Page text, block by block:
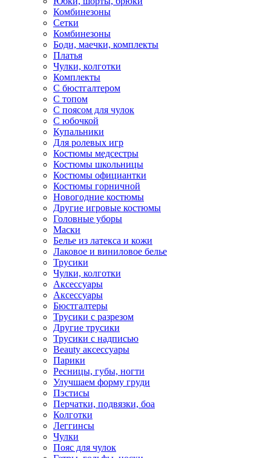
Комбинезоны
Сетки
Комбинезоны
Боди, маечки, комплекты
Платья
Чулки, колготки
Комплекты
С бюстгалтером
С топом
С поясом для чулок
С юбочкой
Купальники
Для ролевых игр
Костюмы медсестры
Костюмы школьницы
Костюмы официантки
Костюмы горничной
Новогодние костюмы
Другие игровые костюмы
Головные уборы
Маски
Белье из латекса и кожи
Лаковое и виниловое белье
Трусики
Чулки, колготки
Аксессуары
Аксессуары
Бюстгалтеры
Трусики с разрезом
Другие трусики
Трусики с надписью
Beauty аксессуары
Парики
Ресницы, губы, ногти
Улучшаем форму груди
Пэстисы
Перчатки, подвязки, боа
Колготки
Леггинсы
Чулки
Пояс для чулок